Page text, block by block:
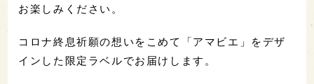
お楽しみください。
コロナ終息祈願の想いをこめて「アマビエ」をデザ
インした限定ラベルでお届けします。